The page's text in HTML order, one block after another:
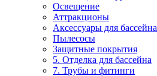
Освещение
Аттракционы
Аксессуары для бассейна
Пылесосы
Защитные покрытия
5. Отделка для бассейна
7. Трубы и фитинги